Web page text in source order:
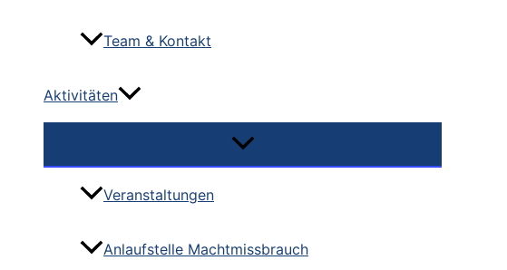
Team & Kontakt
Aktivitäten
Veranstaltungen
Anlaufstelle Machtmissbrauch